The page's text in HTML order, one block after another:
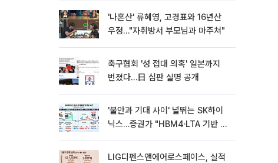
'나혼산' 류혜영, 고경표와 16년산
우정…"자취방서 부모님과 마주쳐"
축구협회 '성 접대 의혹' 일본까지
번졌다…日 심판 실명 공개
'불안과 기대 사이' 널뛰는 SK하이
닉스…증권가 "HBM4·LTA 기반 펀
LIG디펜스앤에어로스페이스, 실적